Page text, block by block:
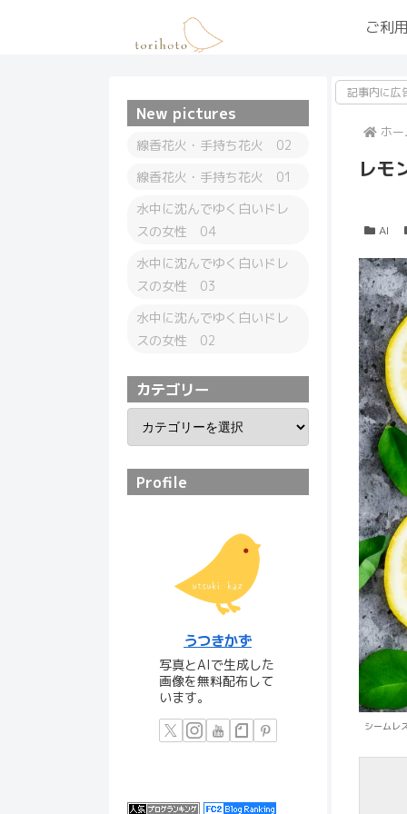
ご利
記事内に広
ホ
レモ
AI
シーム
New pictures
線香花火・手持ち花火 02
線香花火・手持ち花火 01
水中に沈んでゆく白いドレ
スの女性 04
水中に沈んでゆく白いドレ
スの女性 03
水中に沈んでゆく白いドレ
スの女性 02
カテゴリー
Profile
うつきかず
写真とAIで生成した
画像を無料配布して
います。